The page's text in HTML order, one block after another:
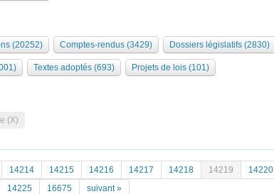
(20252) Comptes-rendus (3429) Dossiers législatifs (2830)
Textes adoptés (693) Projets de lois (101)
(X)
14214 14215 14216 14217 14218 14219
14220
14225 16675 suivant »